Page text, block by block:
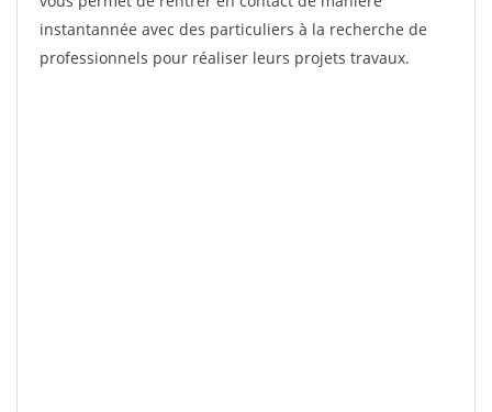
instantannée avec des particuliers à la recherche de
professionnels pour réaliser leurs projets travaux.